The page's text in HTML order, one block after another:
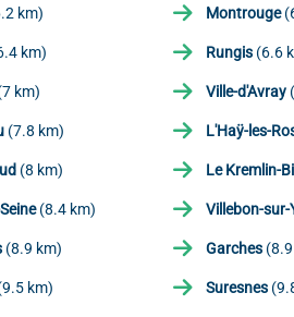
km) Montrouge
km) Rungis (6.6
km) Ville-d'Avray
(7.8 km) L'Haÿ-les-
(8 km) Le Kremlin-
(8.4 km) Villebon-sur-
(8.9 km) Garches
km) Suresnes